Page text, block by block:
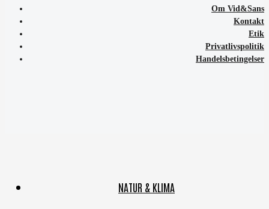
Om Vid&Sans
Kontakt
Etik
Privatlivspolitik
Handelsbetingelser
NATUR & KLIMA